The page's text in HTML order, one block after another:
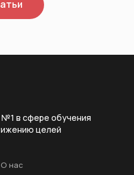
в сфере обучения
целей
О нас